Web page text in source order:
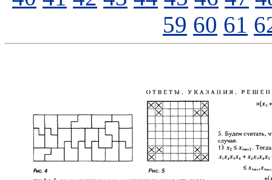
59 60 61